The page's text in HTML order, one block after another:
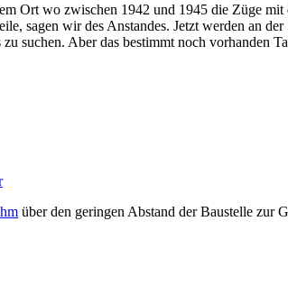
Ort wo zwischen 1942 und 1945 die Züge
sagen wir des Anstandes. Jetzt werden an
suchen. Aber das bestimmt noch
über den geringen Abstand der Baustelle zur